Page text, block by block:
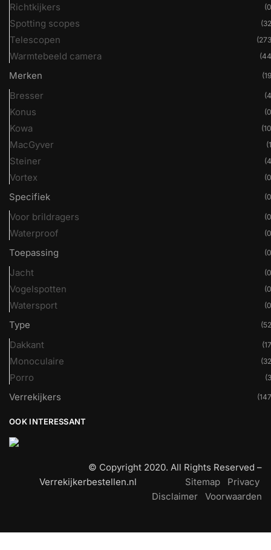
Richtkijkers
Spotting scopes
Telescopen
Warmtebeeld camera
Merken
Bresser
Konus
Kowa
MacGyver
Steiner
Vortex
Specifiek
Voor brildragers
Waterproof
Toepassing
Jacht
Vogelspotten
Watersport
Type
Dakkant
Monoculaire
Porro
Verrekijkers
OOK INTERESSANT
© Copyright 2020. All Rights Reserved –
Verrekijkerbestellen.nl Sitemap
Privacy
Disclaimer
Voorwaarden